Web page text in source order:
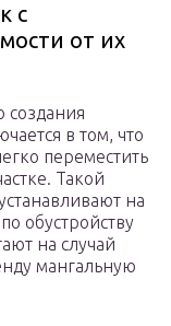
с
от их
создания
в том, что
переместить
Такой
на
обустройству
на случай
мангальную